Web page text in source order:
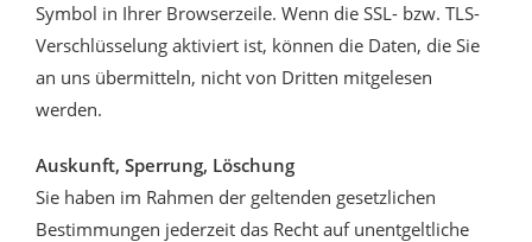
Symbol in Ihrer Browserzeile. Wenn die SSL- bzw. TLS-
Verschlüsselung aktiviert ist, können die Daten, die Sie
an uns übermitteln, nicht von Dritten mitgelesen
werden.
Auskunft, Sperrung, Löschung
Sie haben im Rahmen der geltenden gesetzlichen
Bestimmungen jederzeit das Recht auf unentgeltliche